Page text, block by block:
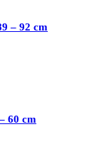
– 92 cm
60 cm